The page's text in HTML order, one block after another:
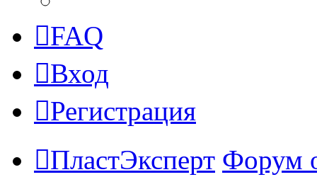
FAQ
Вход
Регистрация
ПластЭксперт Форум